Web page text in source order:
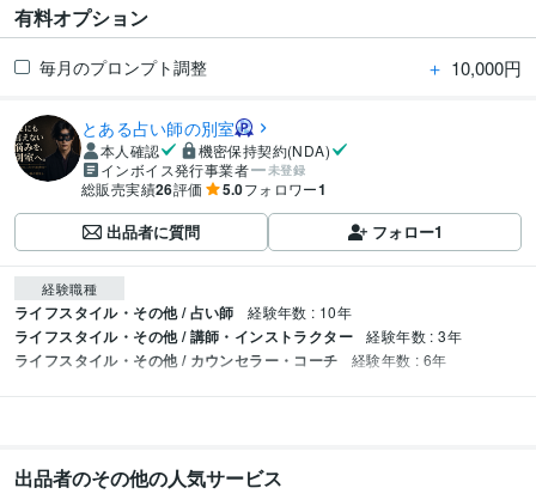
有料オプション
毎月のプロンプト調整 ＋ 10,000円
とある占い師の別室
本人確認
機密保持契約(NDA)
インボイス発行事業者
未登録
総販売実績26評価 5.0フォロワー1
出品者に質問 フォロー1
経験職種
ライフスタイル・その他 / 占い師 経験年数 : 10年
ライフスタイル・その他 / 講師・インストラクター 経験年数 : 3年
ライフスタイル・その他 / カウンセラー・コーチ 経験年数 : 6年
出品者のその他の人気サービス